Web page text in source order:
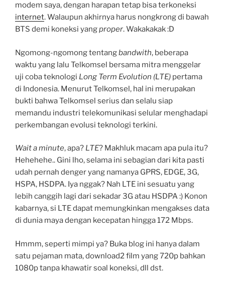
modem saya, dengan harapan tetap bisa terkoneksi
internet. Walaupun akhirnya harus nongkrong di bawah
BTS demi koneksi yangproper. Wakakakak :D
Ngomong-ngomong tentangbandwith, beberapa
waktu yang lalu Telkomsel bersama mitra menggelar
uji coba teknologi Long Term Evolution (LTE) pertama
di Indonesia. Menurut Telkomsel, hal ini merupakan
bukti bahwa Telkomsel serius dan selalu siap
memandu industri telekomunikasi selular menghadapi
perkembangan evolusi teknologi terkini.
Wait a minute, apa? LTE? Makhluk macam apa pula itu?
Hehehehe.. Gini lho, selama ini sebagian dari kita pasti
udah pernah denger yang namanya GPRS, EDGE, 3G,
HSPA, HSDPA. Iya nggak? Nah LTE ini sesuatu yang
lebih canggih lagi dari sekadar 3G atau HSDPA :) Konon
kabarnya, si LTE dapat memungkinkan mengakses data
di dunia maya dengan kecepatan hingga 172 Mbps.
Hmmm, seperti mimpi ya? Buka blog ini hanya dalam
satu pejaman mata, download2 film yang 720p bahkan
1080p tanpa khawatir soal koneksi, dll dst.